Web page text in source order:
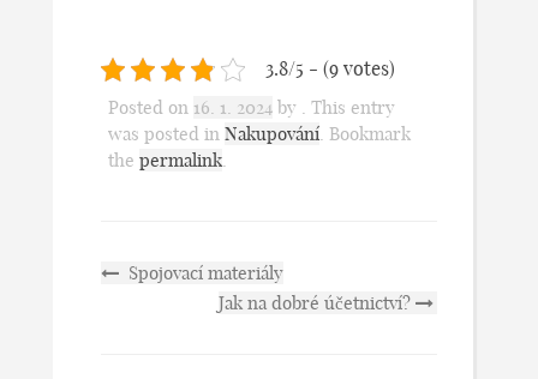
3.8/5 - (9 votes)
Posted on 16. 1. 2024 by . This entry
was posted in Nakupování. Bookmark
the permalink.
Spojovací materiály
Jak na dobré účetnictví?